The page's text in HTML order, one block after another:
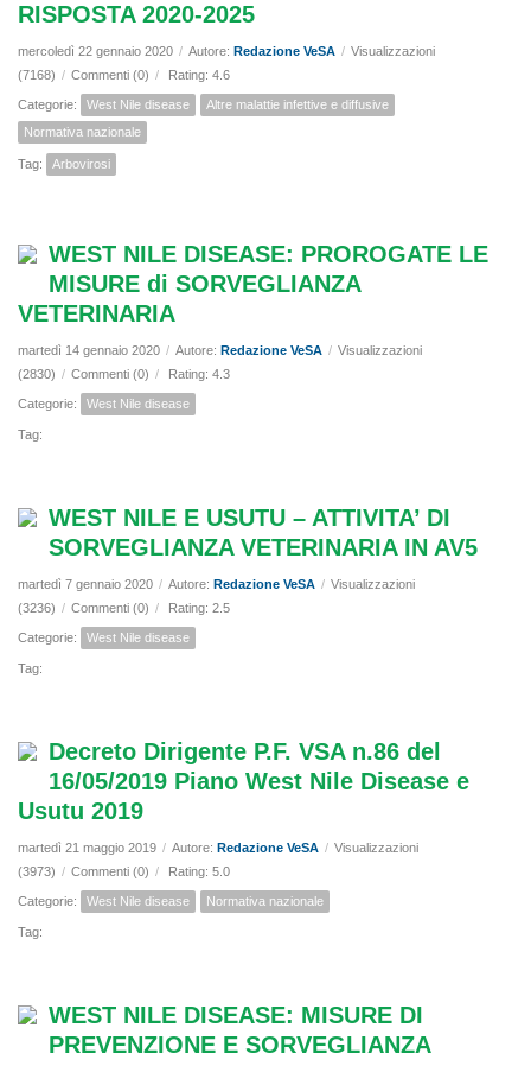
RISPOSTA 2020-2025
mercoledì 22 gennaio 2020 / Autore: Redazione VeSA / Visualizzazioni
(7168) / Commenti (0) / Rating: 4.6
Categorie: West Nile disease
Altre malattie infettive e diffusive
Normativa nazionale
Tag: Arbovirosi
WEST NILE DISEASE: PROROGATE LE
MISURE di SORVEGLIANZA
VETERINARIA
martedì 14 gennaio 2020 / Autore: Redazione VeSA / Visualizzazioni
(2830) / Commenti (0) / Rating: 4.3
Categorie: West Nile disease
Tag:
WEST NILE E USUTU – ATTIVITA’ DI
SORVEGLIANZA VETERINARIA IN AV5
martedì 7 gennaio 2020 / Autore: Redazione VeSA / Visualizzazioni
(3236) / Commenti (0) / Rating: 2.5
Categorie: West Nile disease
Tag:
Decreto Dirigente P.F. VSA n.86 del
16/05/2019 Piano West Nile Disease e
Usutu 2019
martedì 21 maggio 2019 / Autore: Redazione VeSA / Visualizzazioni
(3973) / Commenti (0) / Rating: 5.0
Categorie: West Nile disease Normativa nazionale
Tag:
WEST NILE DISEASE: MISURE DI
PREVENZIONE E SORVEGLIANZA